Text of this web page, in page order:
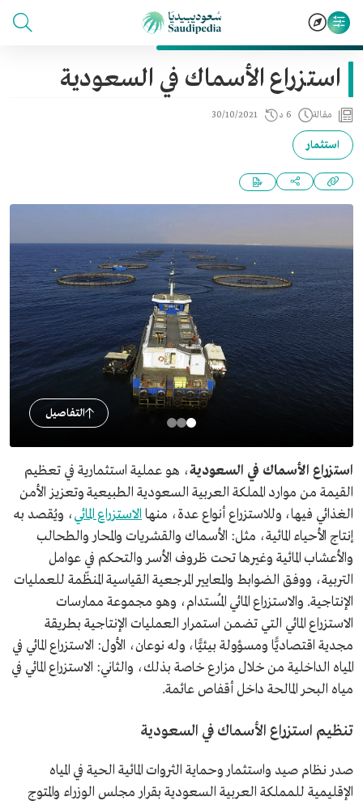
استزراع الأسماك في السعودية
مقالة 6 د 30/10/2021
استثمار
التفاصيل
استزراع الأسماك في السعودية، هو عملية استثمارية في تعظيم
القيمة من موارد المملكة العربية السعودية الطبيعية وتعزيز الأمن
الغذائي فيها، وللاستزراع أنواع عدة، منها الاستزراع المائي، ويُقصد به
إنتاج الأحياء المائية، مثل: الأسماك والقشريات والمحار والطحالب
والأعشاب المائية وغيرها تحت ظروف الأسر والتحكم في عوامل
التربية، ووفق الضوابط والمعايير المرجعية القياسية المنظّمة للعمليات
الإنتاجية. والاستزراع المائي المُستدام، وهو مجموعة ممارسات
الاستزراع المائي التي تضمن استمرار العمليات الإنتاجية بطريقة
مجدية اقتصاديًّا ومسؤولة بيئيًّا، وله نوعان، الأول: الاستزراع المائي في
المياه الداخلية من خلال مزارع خاصة بذلك، والثاني: الاستزراع المائي في
مياه البحر المالحة داخل أقفاص عائمة.
تنظيم استزراع الأسماك في السعودية
صدر نظام صيد واستثمار وحماية الثروات المائية الحية في المياه
الإقليمية للمملكة العربية السعودية بقرار مجلس الوزراء والمتوج